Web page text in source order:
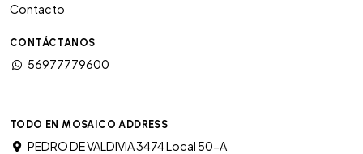
Contacto
CONTÁCTANOS
56977779600
TODO EN MOSAICO ADDRESS
PEDRO DE VALDIVIA 3474 Local 50-A